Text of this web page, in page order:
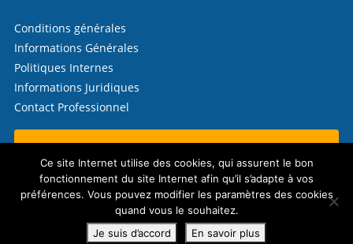
Conditions générales
Informations Générales
Politiques Internes
Informations Juridiques
Contact Professionnel
© 2026 Télécrédit (CW Finances SRL)
Politique en matière de cookies
Website by
eTeamsys
Ce site Internet utilise des cookies, qui assurent le bon
fonctionnement du site Internet afin qu’il s’adapte à vos
préférences. Vous pouvez modifier les paramètres des cookies
quand vous le souhaitez.
Je suis d’accord
En savoir plus